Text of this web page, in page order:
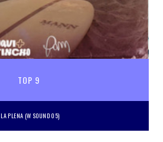
TOP 9
LA PLENA (W SOUND 05)